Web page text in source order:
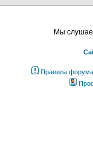
Мы
Правила форума